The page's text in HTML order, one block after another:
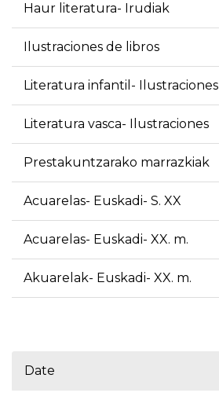
Haur literatura- Irudiak
Ilustraciones de libros
Literatura infantil- Ilustraciones
Literatura vasca- Ilustraciones
Prestakuntzarako marrazkiak
Acuarelas- Euskadi- S. XX
Acuarelas- Euskadi- XX. m.
Akuarelak- Euskadi- XX. m.
Date